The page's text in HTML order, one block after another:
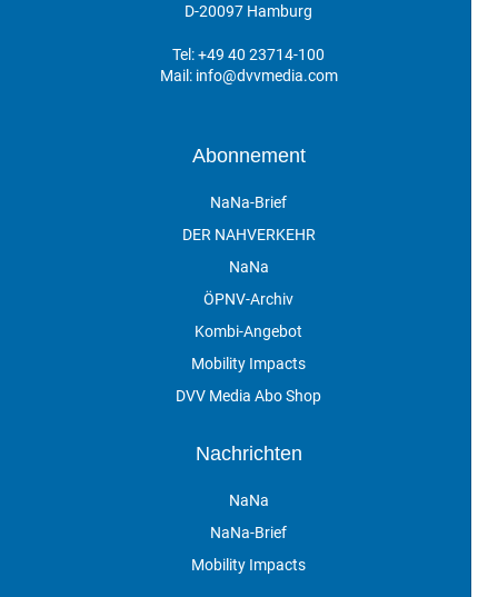
D-20097 Hamburg
Tel:+49 40 23714-100
Mail: info@dvvmedia.com
Abonnement
NaNa-Brief
DER NAHVERKEHR
NaNa
ÖPNV-Archiv
Kombi-Angebot
Mobility Impacts
DVV Media Abo Shop
Nachrichten
NaNa
NaNa-Brief
Mobility Impacts